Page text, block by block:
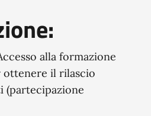
alla formazione
ottenere il rilascio
(partecipazione